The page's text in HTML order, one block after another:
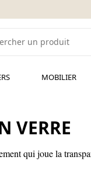
MOBILIER
VERRE
qui joue la